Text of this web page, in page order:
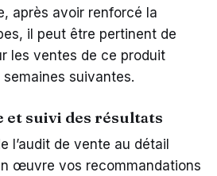
après avoir renforcé la
il peut être pertinent de
les ventes de ce produit
suivantes.
et suivi des résultats
l’audit de vente au détail
œuvre vos recommandations